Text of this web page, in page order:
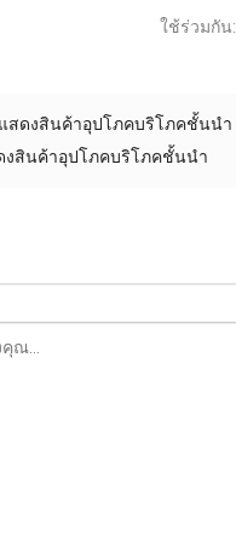
ใช้ร่วมกัน:
สดงสินค้าอุปโภคบริโภคชั้นนํา
งสินค้าอุปโภคบริโภคชั้นนํา